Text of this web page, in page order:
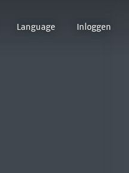
Language Inloggen